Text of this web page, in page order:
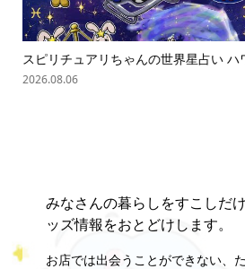
スピリチュアリちゃんの世界星占い ハ
2026.08.06
みなさんの暮らしをすこしだ
ッズ情報をおとどけします。
お店では出会うことができない、